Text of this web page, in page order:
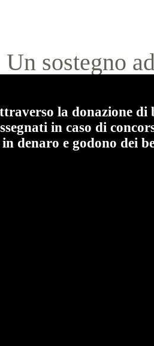
Un sostegno
la donazione di
in caso di
denaro e godono dei